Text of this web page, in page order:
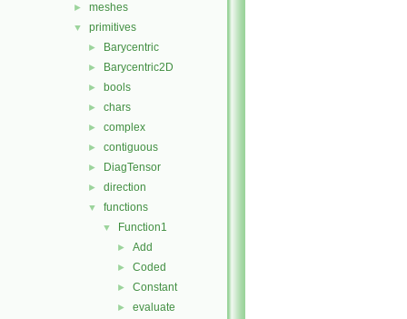
► meshes
▼ primitives
► Barycentric
► Barycentric2D
► bools
► chars
► complex
► contiguous
► DiagTensor
► direction
▼ functions
▼ Function1
► Add
► Coded
► Constant
► evaluate